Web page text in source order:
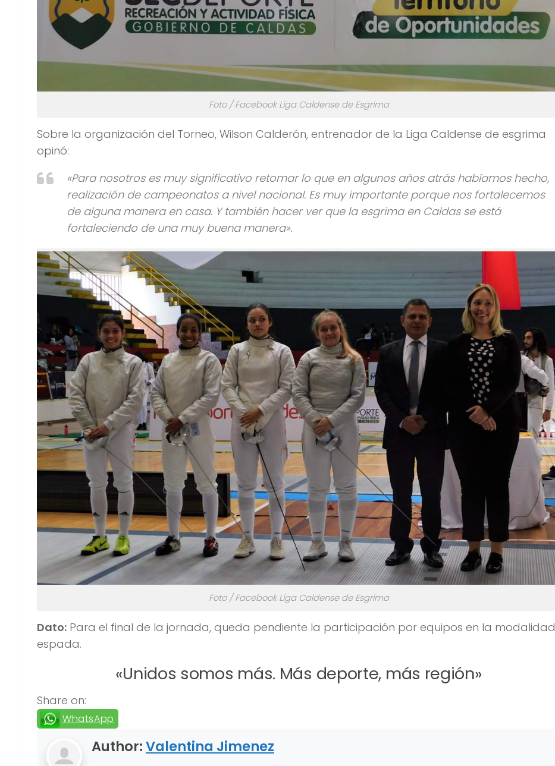
Foto / Facebook Liga Caldense de Esgrima
Sobre la organización del Torneo, Wilson Calderón, entrenador de la Liga Caldense de esgrima
opinó:
«Para nosotros es muy significativo retomar lo que en algunos años atrás habíamos hecho,
realización de campeonatos a nivel nacional. Es muy importante porque nos fortalecemos
de alguna manera en casa. Y también hacer ver que la esgrima en Caldas se está
fortaleciendo de una muy buena manera».
Foto / Facebook Liga Caldense de Esgrima
Dato: Para el final de la jornada, queda pendiente la participación por equipos en la modalidad
espada.
«Unidos somos más. Más deporte, más región»
Share on:
WhatsApp
Author:Valentina Jimenez